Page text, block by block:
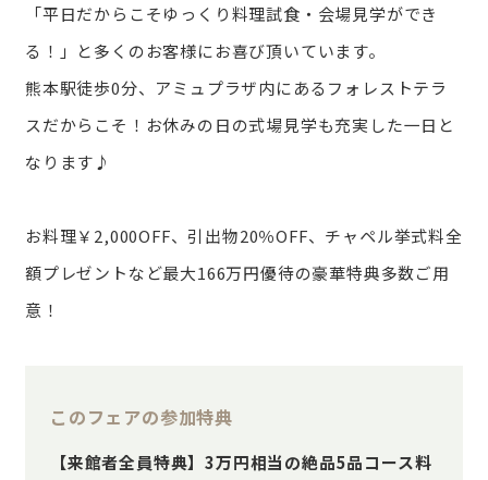
「平日だからこそゆっくり料理試食・会場見学ができ
る！」と多くのお客様にお喜び頂いています。
熊本駅徒歩0分、アミュプラザ内にあるフォレストテラ
スだからこそ！お休みの日の式場見学も充実した一日と
なります♪
お料理￥2,000OFF、引出物20％OFF、チャペル挙式料全
額プレゼントなど最大166万円優待の豪華特典多数ご用
意！
このフェアの参加特典
【来館者全員特典】3万円相当の絶品5品コース料